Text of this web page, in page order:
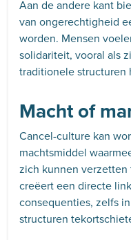
Aan de andere kant
van ongerechtigheid
worden. Mensen
solidariteit, vooral als
traditionele structuren
Macht of
Cancel-culture kan
machtsmiddel
zich kunnen
creëert een directe
consequenties, zelfs
structuren